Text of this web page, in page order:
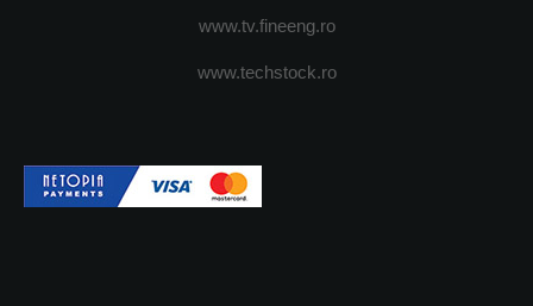
www.tv.fineeng.ro
www.techstock.ro